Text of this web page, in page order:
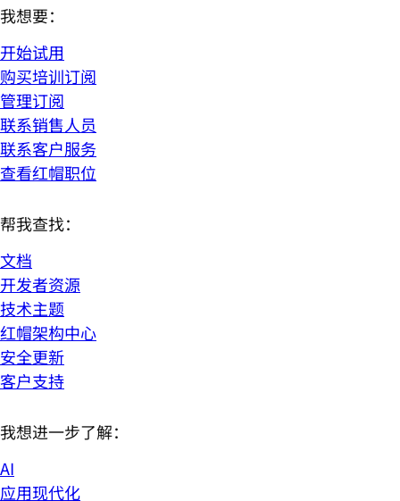
我想要：
开始试用
购买培训订阅
管理订阅
联系销售人员
联系客户服务
查看红帽职位
帮我查找：
文档
开发者资源
技术主题
红帽架构中心
安全更新
客户支持
我想进一步了解：
AI
应用现代化